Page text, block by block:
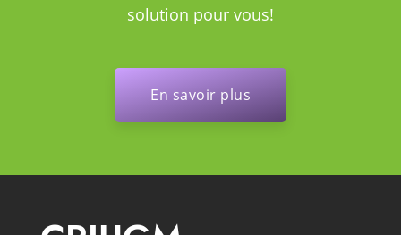
solution pour vous!
En savoir plus